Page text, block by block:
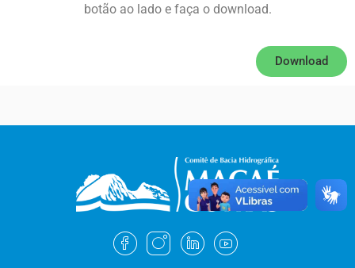
botão ao lado e faça o download.
Download